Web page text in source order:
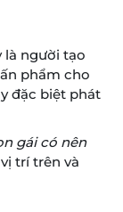
là người tạo
phẩm cho
đặc biệt phát
gái có nên
trí trên và